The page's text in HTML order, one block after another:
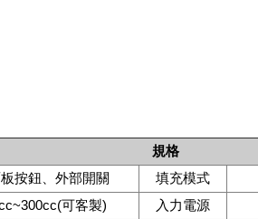
規格
按鈕、外部開關 填充模式
可客製) 入力電源